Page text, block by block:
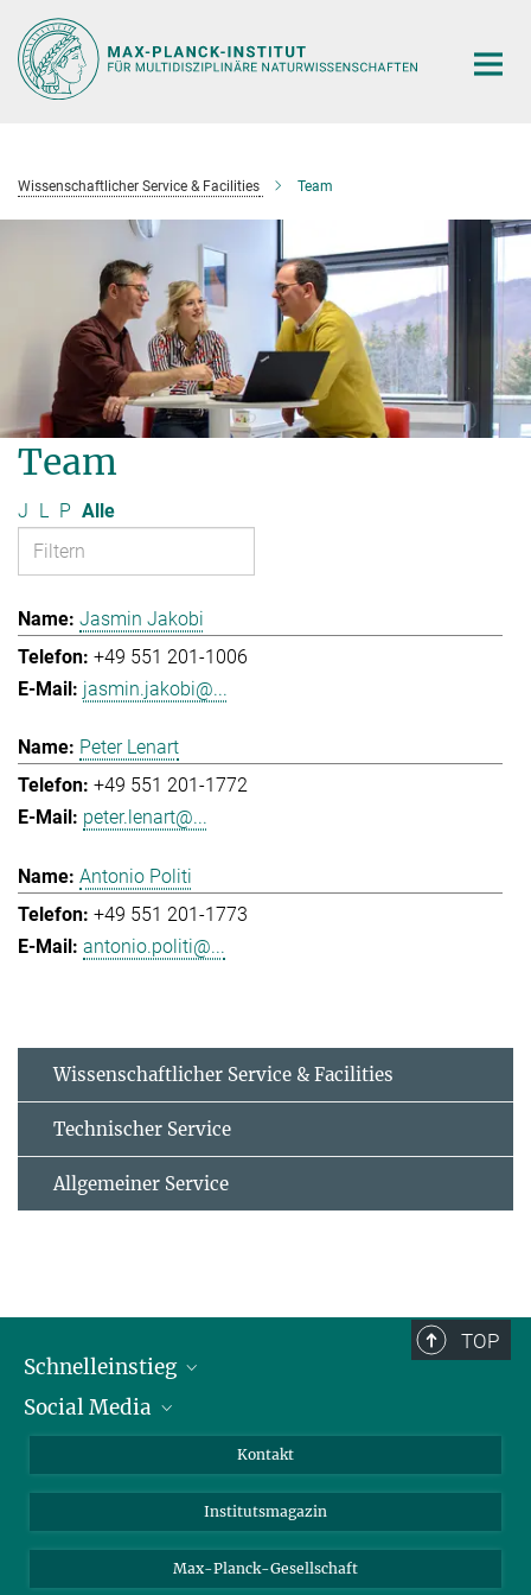
Hauptinhalt
Wissenschaftlicher Service & Facilities Team
Team
J L P Alle
Jasmin Jakobi
+49 551 201-1006
jasmin.jakobi@...
Peter Lenart
+49 551 201-1772
peter.lenart@...
Antonio Politi
+49 551 201-1773
antonio.politi@...
Wissenschaftlicher Service & Facilities
Technischer Service
Allgemeiner Service
TOP
Schnelleinstieg
Alumni
Social Media
Facebook
Kontakt
Institutsmagazin
Max-Planck-Gesellschaft